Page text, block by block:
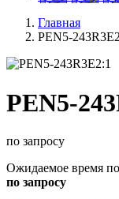
Главная
PEN5-
PEN5-
по запросу
Ожидаемое время
по запросу